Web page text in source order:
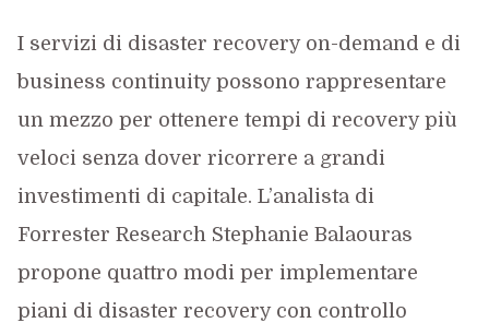
I servizi di disaster recovery on-demand e di
business continuity possono rappresentare
un mezzo per ottenere tempi di recovery più
veloci senza dover ricorrere a grandi
investimenti di capitale. L’analista di
Forrester Research Stephanie Balaouras
propone quattro modi per implementare
piani di disaster recovery con controllo